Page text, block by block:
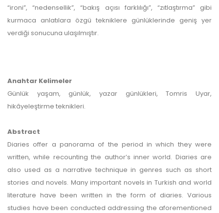
“ironi”, “nedensellik”, “bakış açısı farklılığı”, “zıtlaştırma” gibi
kurmaca anlatılara özgü tekniklere günlüklerinde geniş yer
verdiği sonucuna ulaşılmıştır.
Anahtar Kelimeler
Günlük yaşam, günlük, yazar günlükleri, Tomris Uyar,
hikâyeleştirme teknikleri.
Abstract
Diaries offer a panorama of the period in which they were
written, while recounting the author’s inner world. Diaries are
also used as a narrative technique in genres such as short
stories and novels. Many important novels in Turkish and world
literature have been written in the form of diaries. Various
studies have been conducted addressing the aforementioned